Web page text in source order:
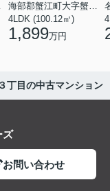
畑
海部郡蟹江町大字蟹江新田
4LDK (100.12㎡)
1,899万円
丁目の中古マンション
ズ
お問い合わせ